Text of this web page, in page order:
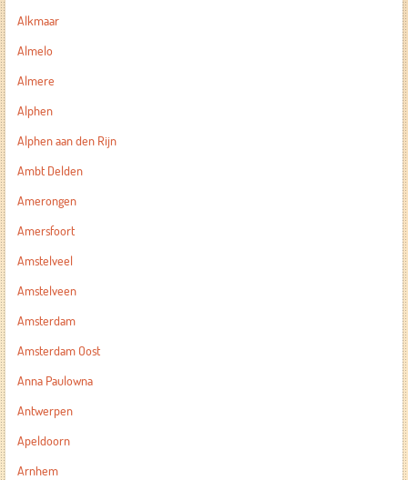
Alkmaar
Almelo
Almere
Alphen
Alphen aan den Rijn
Ambt Delden
Amerongen
Amersfoort
Amstelveel
Amstelveen
Amsterdam
Amsterdam Oost
Anna Paulowna
Antwerpen
Apeldoorn
Arnhem